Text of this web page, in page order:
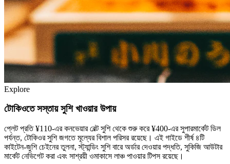
Explore
টোকিওতে সস্তায় সুশি খাওয়ার উপায়
প্লেট প্রতি ¥110-এর কনভেয়ার বেল্ট সুশি থেকে শুরু করে ¥400-এর সুপারমার্কেট ডিল
পর্যন্ত, টোকিওর সুশি জগতে মূল্যের বিশাল পরিসর রয়েছে। এই গাইডে শীর্ষ ৪টি
কাইটেন-জুশি চেইনের তুলনা, স্ট্যান্ডিং সুশি বারে অর্ডার দেওয়ার পদ্ধতি, সুকিজি আউটার
মার্কেট নেভিগেট করা এবং সাশ্রয়ী ওমাকাসে লাঞ্চ পাওয়ার টিপস রয়েছে।